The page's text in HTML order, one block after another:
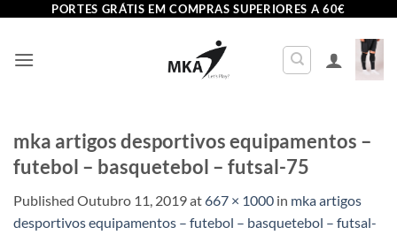
content
PORTES GRÁTIS EM COMPRAS SUPERIORES A 60€
mka artigos desportivos equipamentos –
futebol – basquetebol – futsal-75
Published Outubro 11, 2019at667 × 1000 in mka artigos
desportivos equipamentos – futebol – basquetebol – futsal-